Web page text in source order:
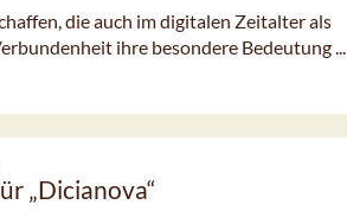
die auch im digitalen Zeitalter als
ihre besondere Bedeutung ...
„Dicianova“